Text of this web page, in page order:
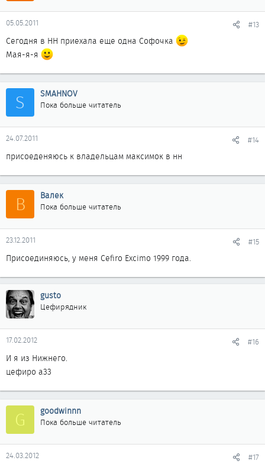
05.05.2011 #13
Сегодня в НН приехала еще одна Софочка
Мая-я-я
S SMAHNOV
Пока больше читатель
24.07.2011 #14
присоеденяюсь к владельцам максимок в нн
В Валек
Пока больше читатель
23.12.2011 #15
Присоединяюсь, у меня Cefiro Excimo 1999 года.
gusto
Цефирядник
17.02.2012 #16
И я из Нижнего.
цефиро а33
G goodwinnn
Пока больше читатель
24.03.2012 #17